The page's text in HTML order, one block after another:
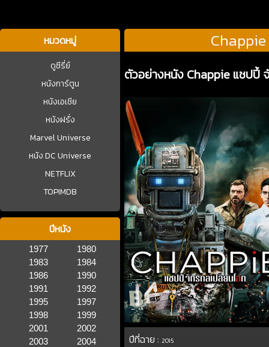
หมวดหมู่
ดูซีรี่ย์
หนังการ์ตูน
หนังเอเชีย
หนังฝรั่ง
Marvel Universe
หนัง DC Universe
NETFLIX
TOPIMDB
ปีหนัง
1977
1980
1983
1984
1986
1990
1991
1992
1995
1997
1998
1999
2001
2002
2003
2004
ตัวอย่างหนัง Chappie แชปปี้
ปีที่ฉาย :2015